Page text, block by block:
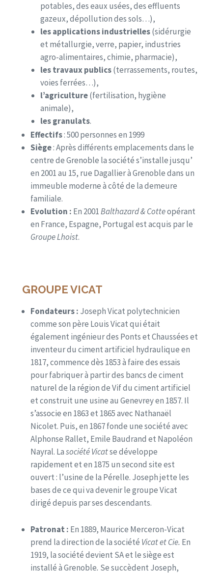
potables, des eaux usées, des effluents
gazeux, dépollution des sols…),
les applications industrielles(sidérurgie
et métallurgie, verre, papier, industries
agro-alimentaires, chimie, pharmacie),
les travaux publics(terrassements, routes,
voies ferrées…),
l’agriculture(fertilisation, hygiène
animale),
les granulats.
Effectifs: 500 personnes en 1999
Siège: Après différents emplacements dans le
centre de Grenoble la société s’installe jusqu’
en 2001 au 15, rue Dagallier à Grenoble dans un
immeuble moderne à côté de la demeure
familiale.
Evolution : En 2001Balthazard & Cotteopérant
en France, Espagne, Portugal est acquis par le
Groupe Lhoist.
GROUPE VICAT
Fondateurs : Joseph Vicat polytechnicien
comme son père Louis Vicat qui était
également ingénieur des Ponts et Chaussées et
inventeur du ciment artificiel hydraulique en
1817, commence dès 1853 à faire des essais
pour fabriquer à partir des bancs de ciment
naturel de la région de Vif du ciment artificiel
et construit une usine au Genevrey en 1857. Il
s’associe en 1863 et 1865 avec Nathanaël
Nicolet. Puis, en 1867 fonde une société avec
Alphonse Rallet, Emile Baudrand et Napoléon
Nayral. Lasociété Vicatse développe
rapidement et en 1875 un second site est
ouvert : l’usine de la Pérelle. Joseph jette les
bases de ce qui va devenir le groupe Vicat
dirigé depuis par ses descendants.
Patronat : En 1889, Maurice Merceron-Vicat
prend la direction de la société Vicat et Cie. En
1919, la société devient SA et le siège est
installé à Grenoble. Se succèdent Joseph,